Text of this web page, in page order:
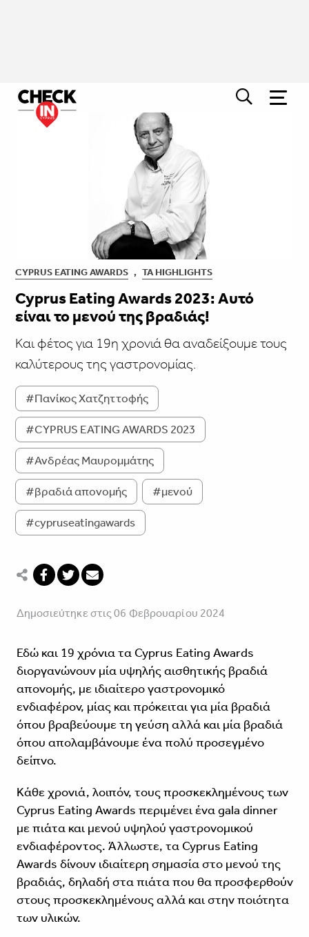
CYPRUS EATING AWARDS , ΤΑ HIGHLIGHTS
Cyprus Eating Awards 2023: Aυτό
είναι το μενού της βραδιάς!
Και φέτος για 19η χρονιά θα αναδείξουμε τους
καλύτερους της γαστρονομίας.
#Πανίκος Χατζηττοφής
#CYPRUS EATING AWARDS 2023
#Ανδρέας Μαυρομμάτης
#βραδιά απονομής #μενού
#cypruseatingawards
Δημοσιεύτηκε στις 06 Φεβρουαρίου 2024
Εδώ και 19 χρόνια τα Cyprus Eating Awards
διοργανώνουν μία υψηλής αισθητικής βραδιά
απονομής, με ιδιαίτερο γαστρονομικό
ενδιαφέρον, μίας και πρόκειται για μία βραδιά
όπου βραβεύουμε τη γεύση αλλά και μία βραδιά
όπου απολαμβάνουμε ένα πολύ προσεγμένο
δείπνο.
Κάθε χρονιά, λοιπόν, τους προσκεκλημένους των
Cyprus Eating Awards περιμένει ένα gala dinner
με πιάτα και μενού υψηλού γαστρονομικού
ενδιαφέροντος. Άλλωστε, τα Cyprus Eating
Awards δίνουν ιδιαίτερη σημασία στο μενού της
βραδιάς, δηλαδή στα πιάτα που θα προσφερθούν
στους προσκεκλημένους αλλά και στην ποιότητα
των υλικών.